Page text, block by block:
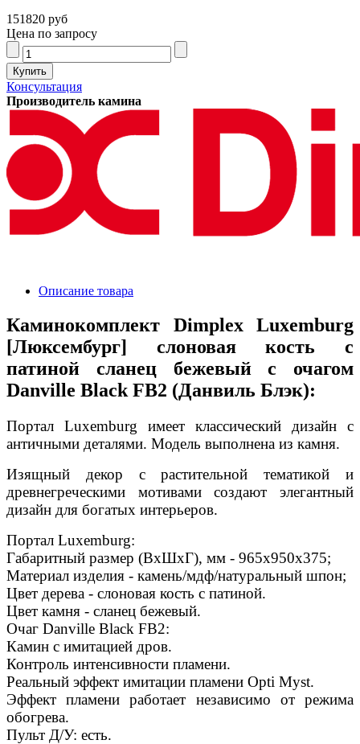
151820 руб
Цена по запросу
Консультация
Производитель камина
Описание товара
Каминокомплект Dimplex Luxemburg
[Люксембург] слоновая кость с
патиной сланец бежевый с очагом
Danville Black FB2 (Данвиль Блэк):
Портал Luxemburg имеет классический дизайн с
античными деталями. Модель выполнена из камня.
Изящный декор с растительной тематикой и
древнегреческими мотивами создают элегантный
дизайн для богатых интерьеров.
Портал Luxemburg:
Габаритный размер (ВхШхГ), мм - 965х950х375;
Материал изделия - камень/мдф/натуральный шпон;
Цвет дерева - слоновая кость с патиной.
Цвет камня - сланец бежевый.
Очаг Danville Black FB2:
Камин с имитацией дров.
Контроль интенсивности пламени.
Реальный эффект имитации пламени Opti Myst.
Эффект пламени работает независимо от режима
обогрева.
Пульт Д/У: есть.